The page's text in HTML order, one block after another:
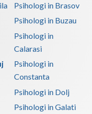
Psihologi in Brasov
Psihologi in Buzau
Psihologi in
Calarasi
Psihologi in
Constanta
Psihologi in Dolj
Psihologi in Galati